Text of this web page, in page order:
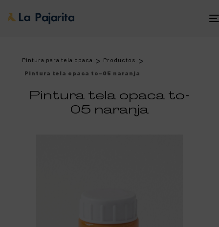
Pintura para tela opaca > Productos >
Pintura tela opaca to-05 naranja
Pintura tela opaca to-
05 naranja